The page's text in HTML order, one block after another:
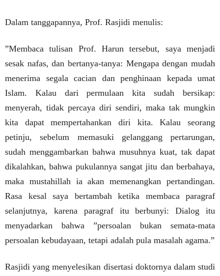
Dalam tanggapannya, Prof. Rasjidi menulis:
”Membaca tulisan Prof. Harun tersebut, saya menjadi
sesak nafas, dan bertanya-tanya: Mengapa dengan mudah
menerima segala cacian dan penghinaan kepada umat
Islam. Kalau dari permulaan kita sudah bersikap:
menyerah, tidak percaya diri sendiri, maka tak mungkin
kita dapat mempertahankan diri kita. Kalau seorang
petinju, sebelum memasuki gelanggang pertarungan,
sudah menggambarkan bahwa musuhnya kuat, tak dapat
dikalahkan, bahwa pukulannya sangat jitu dan berbahaya,
maka mustahillah ia akan memenangkan pertandingan.
Rasa kesal saya bertambah ketika membaca paragraf
selanjutnya, karena paragraf itu berbunyi: Dialog itu
menyadarkan bahwa ”persoalan bukan semata-mata
persoalan kebudayaan, tetapi adalah pula masalah agama.”
Rasjidi yang menyelesikan disertasi doktornya dalam studi